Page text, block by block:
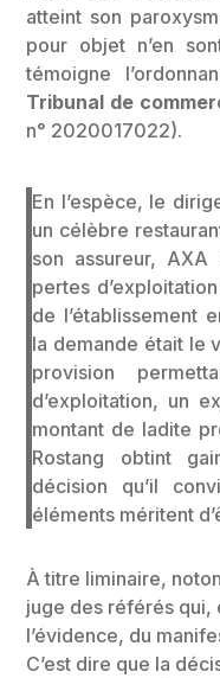
atteint son
pour objet n’en
témoigne
Tribunal de
n° 2020017022).
En l’espèce, le
un célèbre
son assureur, AXA
pertes
de l’établissement
la demande était le
provision
d’exploitation, un
montant de ladite
Rostang obtint
décision qu’il
éléments méritent
À titre liminaire,
juge des référés qui,
l’évidence, du
C’est dire que la